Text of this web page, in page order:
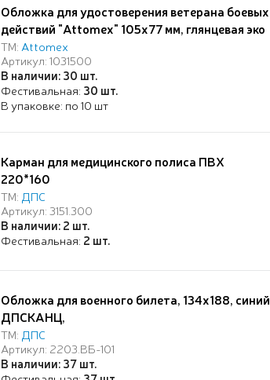
Обложка для удостоверения ветерана боевых
действий "Attomex" 105x77 мм, глянцевая эко
кожа, бордовая, с тиснением фольгой, с ПВХ
клапанами, пухлая, индивидуальная упаковка
ТМ: Attomex
Артикул: 1031500
В наличии: 30 шт.
Фестивальная: 30 шт.
В упаковке: по 10 шт
Карман для медицинского полиса ПВХ
220*160
ТМ: ДПС
Артикул: 3151.300
В наличии: 2 шт.
Фестивальная: 2 шт.
Обложка для военного билета, 134х188, синий
ДПСКАНЦ,
ТМ: ДПС
Артикул: 2203.ВБ-101
В наличии: 37 шт.